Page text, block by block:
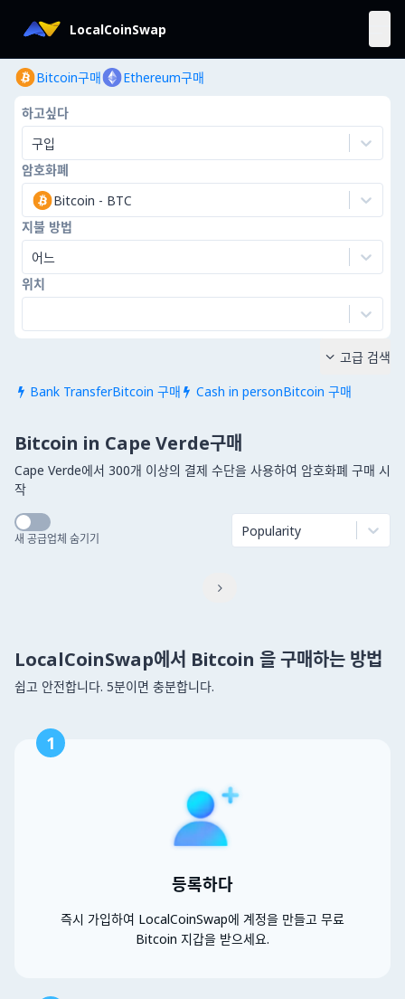
LocalCoinSwap
Bitcoin구매 Ethereum구매
하고싶다
구입
암호화폐
Bitcoin - BTC
지불 방법
어느
위치
 Bank TransferBitcoin 구매  Cash in personBitcoin 구매
 고급 검색
Bitcoin in Cape Verde구매
Cape Verde에서 300개 이상의 결제 수단을 사용하여 암호화폐 구매 시
작
새 공급업체 숨기기 Popularity

LocalCoinSwap에서 Bitcoin 을 구매하는 방법
쉽고 안전합니다. 5분이면 충분합니다.
1
등록하다
즉시 가입하여 LocalCoinSwap에 계정을 만들고 무료
Bitcoin 지갑을 받으세요.